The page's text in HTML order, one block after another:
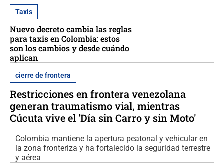
Taxis
Nuevo decreto cambia las reglas
para taxis en Colombia: estos
son los cambios y desde cuándo
aplican
cierre de frontera
Restricciones en frontera venezolana
generan traumatismo vial, mientras
Cúcuta vive el 'Día sin Carro y sin Moto'
Colombia mantiene la apertura peatonal y vehicular en
la zona fronteriza y ha fortalecido la seguridad terrestre
y aérea